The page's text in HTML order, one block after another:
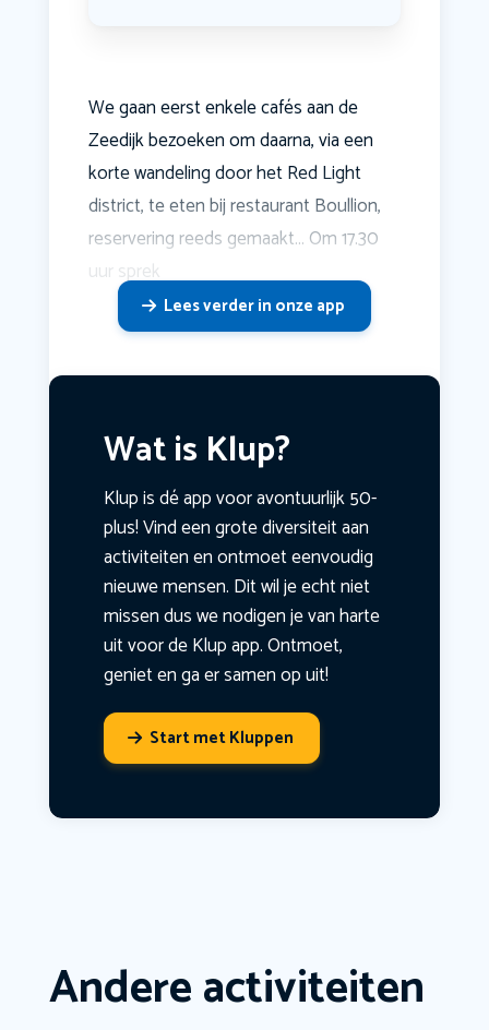
We gaan eerst enkele cafés aan de
Zeedijk bezoeken om daarna, via een
korte wandeling door het Red Light
district, te eten bij restaurant Boullion,
reservering reeds gemaakt... Om 17.30
uur sprek
Lees verder in onze app
Wat is Klup?
Klup is dé app voor avontuurlijk 50-
plus! Vind een grote diversiteit aan
activiteiten en ontmoet eenvoudig
nieuwe mensen. Dit wil je echt niet
missen dus we nodigen je van harte
uit voor de Klup app. Ontmoet,
geniet en ga er samen op uit!
Start met Kluppen
Andere activiteiten